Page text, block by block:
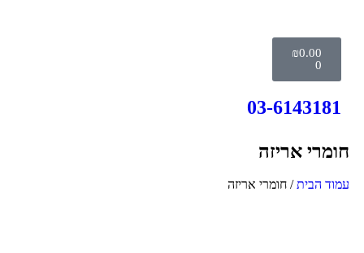
₪0.00
0
03-6143181
חומרי אריזה
עמוד הבית/ חומרי אריזה